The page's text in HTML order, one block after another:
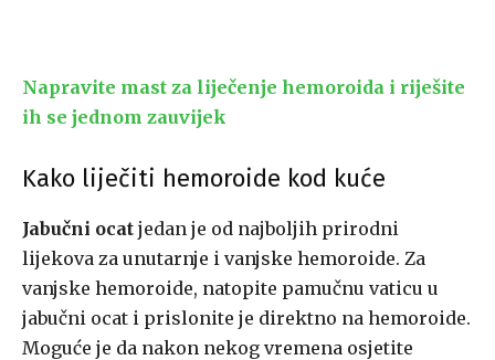
Napravite mast za liječenje hemoroida i riješite
ih se jednom zauvijek
Kako liječiti hemoroide kod kuće
Jabučni ocat jedan je od najboljih prirodni
lijekova za unutarnje i vanjske hemoroide. Za
vanjske hemoroide, natopite pamučnu vaticu u
jabučni ocat i prislonite je direktno na hemoroide.
Moguće je da nakon nekog vremena osjetite